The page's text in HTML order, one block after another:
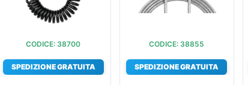
CODICE: 38700
SPEDIZIONE GRATUITA
CODICE: 38855
SPEDIZIONE GRATUITA